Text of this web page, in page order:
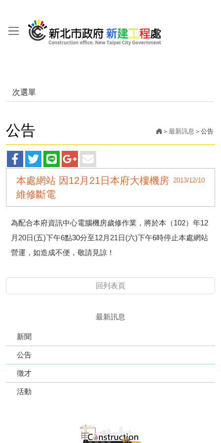
次選單
最新訊息 公告
公告
facebook
分
享
twitter
分
享
line
分
享
googleplus
分
main
分
2013/12/10
本處網站 因12月21日本府大樓機房
維修斷電
為配合本府資訊中心電腦機房歲修作業，將於本（102）年12
月20日(五)下午6點30分至12月21日(六)下午6時停止本處網站
營運，如造成不便，敬請見諒！
回列表頁
最新訊息
新聞
公告
徵才
活動